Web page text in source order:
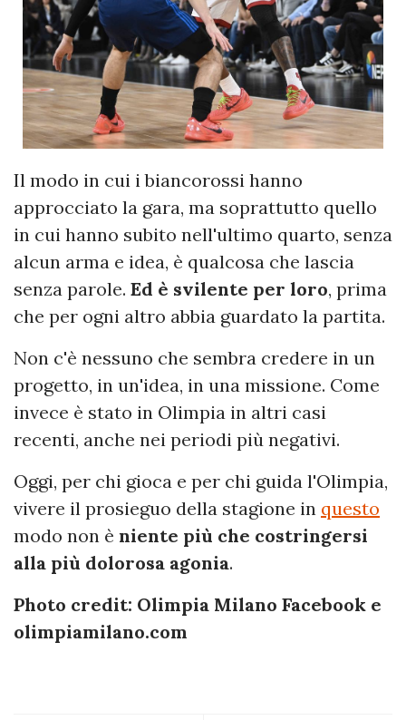
Il modo in cui i biancorossi hanno
approcciato la gara, ma soprattutto quello
in cui hanno subito nell'ultimo quarto, senza
alcun arma e idea, è qualcosa che lascia
senza parole. Ed è svilente per loro, prima
che per ogni altro abbia guardato la partita.
Non c'è nessuno che sembra credere in un
progetto, in un'idea, in una missione. Come
invece è stato in Olimpia in altri casi
recenti, anche nei periodi più negativi.
Oggi, per chi gioca e per chi guida l'Olimpia,
vivere il prosieguo della stagione in questo
modo non è niente più che costringersi
alla più dolorosa agonia.
Photo credit: Olimpia Milano Facebook e
olimpiamilano.com